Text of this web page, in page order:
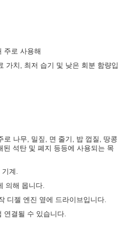
주로 사용해
가치, 최저 습기 및 낮은 회분 함량입
로 나무, 밀짚, 면 줄기, 밥 껍질, 땅콩
된 석탄 및 폐지 등등에 사용되는 목
계.
의해 몹니다.
디젤 엔진 옆에 드라이브입니다.
연결될 수 있습니다.